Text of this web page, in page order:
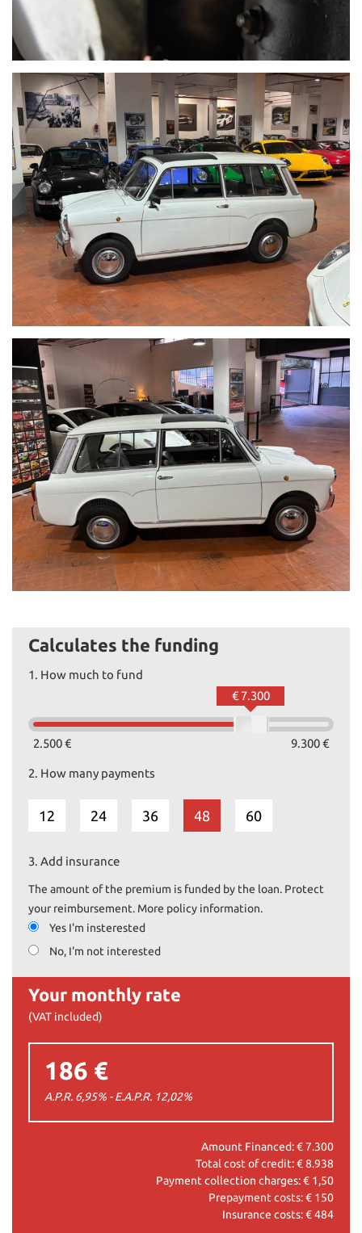
Calculates the funding
1. How much to fund
2.500 € 9.300 €
€ 7.300
2. How many payments
12 24 36 48 60
3. Add insurance
The amount of the premium is funded by the loan. Protect
your reimbursement. More policy information.
Yes I'm insterested
No, I'm not interested
Your monthly rate
(VAT included)
186 €
A.P.R. 6,95% - E.A.P.R. 12,02%
Amount Financed: € 7.300
Total cost of credit: €8.938
Payment collection charges: € 1,50
Prepayment costs: € 150
Insurance costs: €484